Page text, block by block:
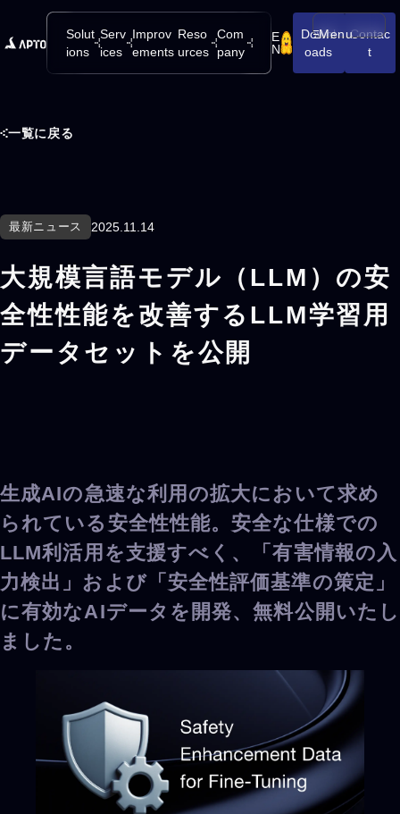
メニューを
Menu
Solut
ions
Serv
ices
Improv
ements
Reso
urces
Com
pany
E
N
Downl
oads
Contac
t
一覧に戻る
最新ニュース 2025.11.14
大規模言語モデル（LLM）の安
全性性能を改善するLLM学習用
データセットを公開
生成AIの急速な利用の拡大において求め
られている安全性性能。安全な仕様での
LLM利活用を支援すべく、「有害情報の入
力検出」および「安全性評価基準の策定」
に有効なAIデータを開発、無料公開いたし
ました。